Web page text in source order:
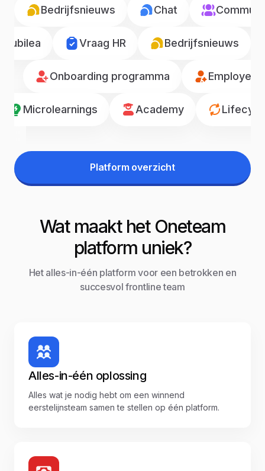
Bedrijfsnieuws Chat
Jubilea Vraag HR Bedrijfsnieuws
Onboarding programma Employee
Microlearnings Academy
Platform overzicht
Wat maakt het Oneteam
platform uniek?
Het alles-in-één platform voor een betrokken en
succesvol frontline team
Alles-in-één oplossing
Alles wat je nodig hebt om een winnend
eerstelijnsteam samen te stellen op één platform.